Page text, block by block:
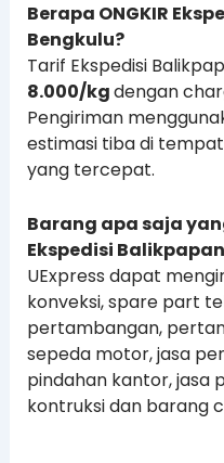
Berapa ONGKIR
Bengkulu?
Tarif Ekspedisi
8.000/kgdengan
Pengiriman
estimasi tiba di
yang tercepat.
Barang apa saja
Ekspedisi
UExpress dapat
konveksi, spare part
pertambangan,
sepeda motor, jasa
pindahan kantor, jasa
kontruksi dan barang